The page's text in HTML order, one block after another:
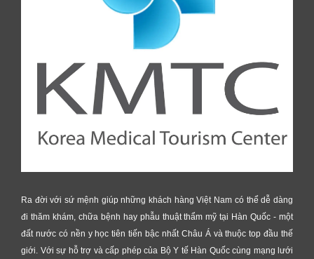
Ra đời với sứ mệnh giúp những khách hàng Việt Nam có thể dễ dàng
đi thăm khám, chữa bệnh hay phẫu thuật thẩm mỹ tại Hàn Quốc - một
đất nước có nền y học tiên tiến bậc nhất Châu Á và thuộc top đầu thế
giới. Với sự hỗ trợ và cấp phép của Bộ Y tế Hàn Quốc cùng mạng lưới